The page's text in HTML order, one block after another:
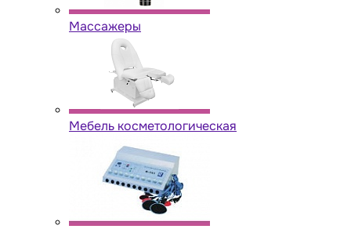
Массажеры
Мебель косметологическая